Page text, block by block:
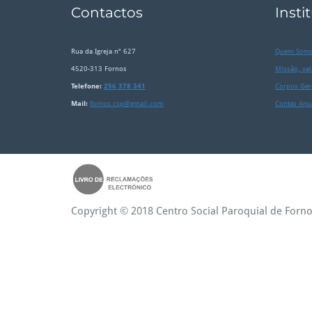
Contactos
Rua da Igreja nº 627
4520-313 Fornos
Telefone: 256 378 341
Mail: fornos.csp@gmail.com
Quem
Missão,
Corpos
Contas
Copyright © 2018 Centro Social Paroquial de